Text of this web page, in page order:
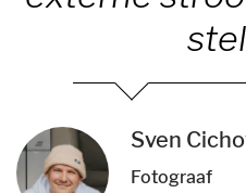
Sven
Fotograaf